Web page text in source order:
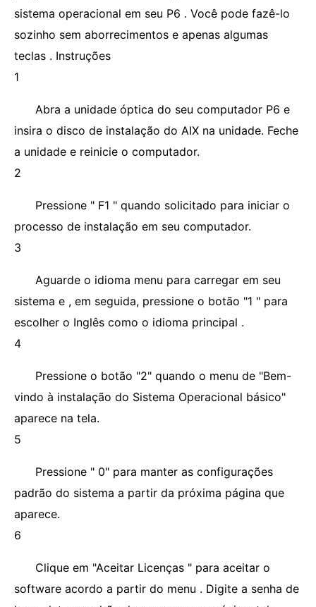
sistema operacional em seu P6 . Você pode fazê-lo
sozinho sem aborrecimentos e apenas algumas
teclas . Instruções
1
Abra a unidade óptica do seu computador P6 e
insira o disco de instalação do AIX na unidade. Feche
a unidade e reinicie o computador.
2
Pressione " F1 " quando solicitado para iniciar o
processo de instalação em seu computador.
3
Aguarde o idioma menu para carregar em seu
sistema e , em seguida, pressione o botão "1 " para
escolher o Inglês como o idioma principal .
4
Pressione o botão "2" quando o menu de "Bem-
vindo à instalação do Sistema Operacional básico"
aparece na tela.
5
Pressione " 0" para manter as configurações
padrão do sistema a partir da próxima página que
aparece.
6
Clique em "Aceitar Licenças " para aceitar o
software acordo a partir do menu . Digite a senha de